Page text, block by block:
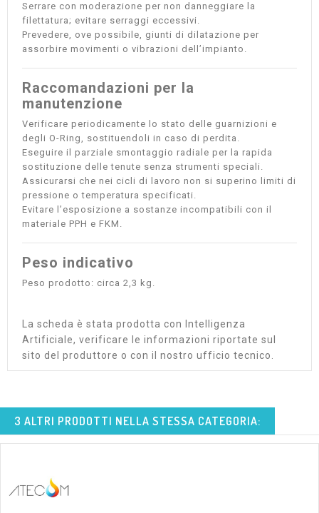
Serrare con moderazione per non danneggiare la
filettatura; evitare serraggi eccessivi.
Prevedere, ove possibile, giunti di dilatazione per
assorbire movimenti o vibrazioni dell’impianto.
Raccomandazioni per la
manutenzione
Verificare periodicamente lo stato delle guarnizioni e
degli O-Ring, sostituendoli in caso di perdita.
Eseguire il parziale smontaggio radiale per la rapida
sostituzione delle tenute senza strumenti speciali.
Assicurarsi che nei cicli di lavoro non si superino limiti di
pressione o temperatura specificati.
Evitare l’esposizione a sostanze incompatibili con il
materiale PPH e FKM.
Peso indicativo
Peso prodotto: circa 2,3 kg.
La scheda è stata prodotta con Intelligenza
Artificiale, verificare le informazioni riportate sul
sito del produttore o con il nostro ufficio tecnico.
3 ALTRI PRODOTTI NELLA STESSA CATEGORIA: